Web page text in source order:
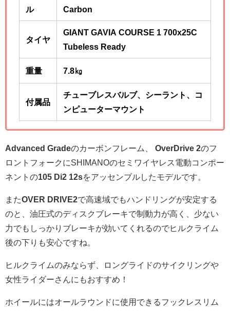
ル
Carbon
タイヤ
GIANT GAVIA COURSE 1 700x25C
Tubeless Ready
重量 7.8㎏
付属品
チューブレスバルブ、シーラント、コ
ンピューターマウント
Advanced Gradeのカーボンフレーム、 OverDrive 2のフ
ロントフォークにSHIMANOのセミワイヤレス電動コンポー
ネントの105 Di2 12sをアッセンブルしたモデルです。
またOVER DRIVE2で高速域でもハンドリングが安定する
のと、油圧式のディスクブレーキで制動力が高く、少ない
力でもしっかりブレーキが効いてくれるのでヒルクライム
後の下りも安心ですね。
ヒルクライムのみならず、ロングライドのサイクリングや
女性ライダーさんにもおすすめ！
ホイールにはオールラウンドに使用できるフックレスリム